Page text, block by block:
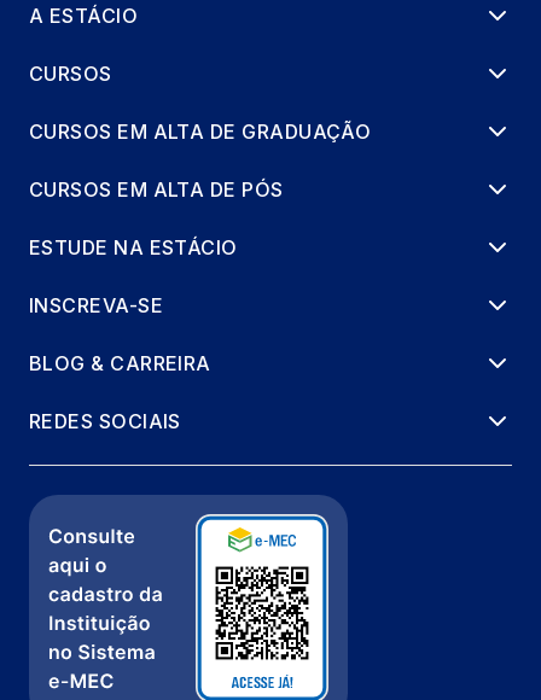
A ESTÁCIO
CURSOS
CURSOS EM ALTA DE GRADUAÇÃO
CURSOS EM ALTA DE PÓS
ESTUDE NA ESTÁCIO
INSCREVA-SE
BLOG & CARREIRA
REDES SOCIAIS